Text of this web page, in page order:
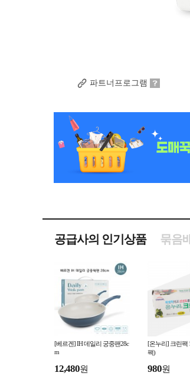
파트너프로그램
공급사의 인기상품 묶음
[베르겐] IH 데일리 궁중팬28c
m
12,480원
[온누리] 크린팩
팩)
980원